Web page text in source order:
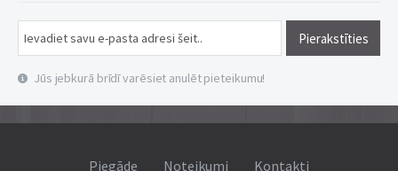
Pierakstīties
Jūs jebkurā brīdī varēsiet anulēt pieteikumu!
Piegāde Noteikumi Kontakti